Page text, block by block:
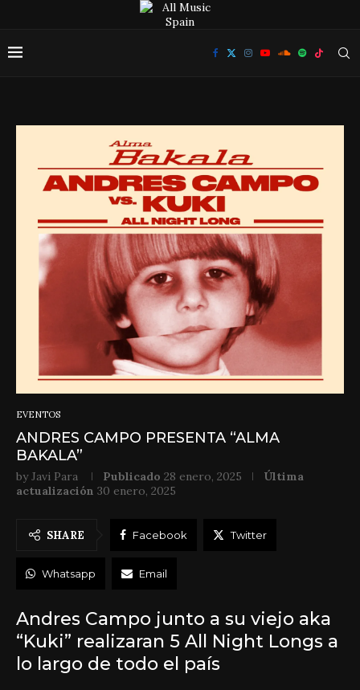
EVENTOS
ANDRES CAMPO PRESENTA “ALMA
BAKALA”
byJavi Para Publicado 28 enero, 2025
Última
actualización 30 enero, 2025
SHARE Facebook Twitter
Whatsapp Email
Andres Campo junto a su viejo aka
“Kuki” realizaran 5 All Night Longs a
lo largo de todo el país